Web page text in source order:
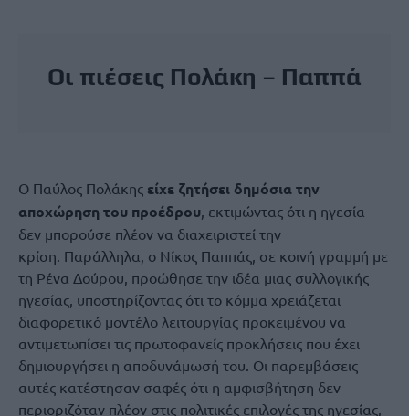
Οι πιέσεις Πολάκη – Παππά
Ο Παύλος Πολάκης είχε ζητήσει δημόσια την
αποχώρηση του προέδρου, εκτιμώντας ότι η ηγεσία
δεν μπορούσε πλέον να διαχειριστεί την
κρίση. Παράλληλα, ο Νίκος Παππάς, σε κοινή γραμμή με
τη Ρένα Δούρου, προώθησε την ιδέα μιας συλλογικής
ηγεσίας, υποστηρίζοντας ότι το κόμμα χρειάζεται
διαφορετικό μοντέλο λειτουργίας προκειμένου να
αντιμετωπίσει τις πρωτοφανείς προκλήσεις που έχει
δημιουργήσει η αποδυνάμωσή του. Οι παρεμβάσεις
αυτές κατέστησαν σαφές ότι η αμφισβήτηση δεν
περιοριζόταν πλέον στις πολιτικές επιλογές της ηγεσίας,